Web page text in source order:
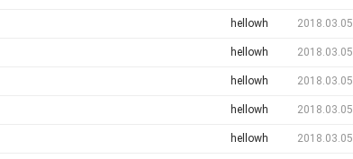
hellowh 2018.03.05
hellowh 2018.03.05
hellowh 2018.03.05
hellowh 2018.03.05
hellowh 2018.03.05